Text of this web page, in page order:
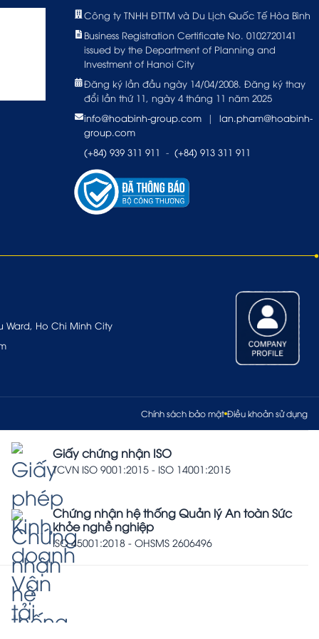
Công ty TNHH ĐTTM và Du Lịch Quốc Tế Hòa Bình
Business Registration Certificate No. 0102720141
issued by the Department of Planning and
Investment of Hanoi City
Đăng ký lần đầu ngày 14/04/2008. Đăng ký thay
đổi lần thứ 11, ngày 4 tháng 11 năm 2025
info@hoabinh-group.com
|
lan.pham@hoabinh-
group.com
(+84) 939 311 911 - (+84) 913 311 911
Ward, Ho Chi Minh City
Chính sách bảo mật Điều khoản sử dụng
Giấy chứng nhận ISO
TCVN ISO 9001:2015 - ISO 14001:2015
Chứng nhận hệ thống Quản lý An toàn Sức
khỏe nghề nghiệp
ISO 45001:2018 - OHSMS 2606496